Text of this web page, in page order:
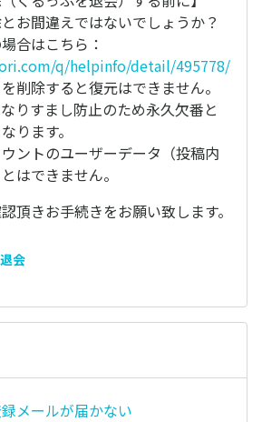
お間違えではないでしょうか？
合はこちら：
q/helpinfo/detail/495778/
削除すると復元はできません。
りすまし防止のため永久欠番と
ります。
ントのユーザーデータ（投稿内
はできません。
頂きお手続きをお願い致します。
会
メールが届かない